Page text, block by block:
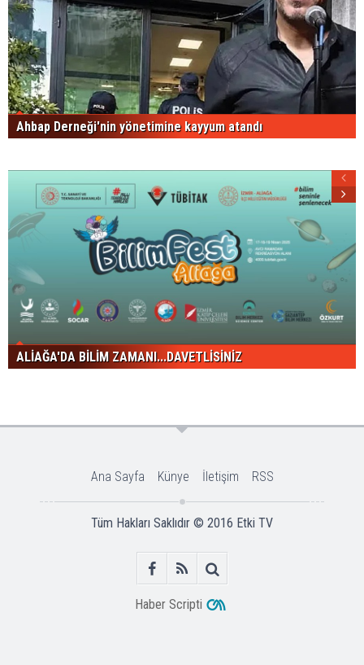
Ahbap Derneği'nin yönetimine kayyum atandı
ALİAĞA'DA BİLİM ZAMANI...DAVETLİSİNİZ
Ana Sayfa Künye İletişim RSS
Tüm Hakları Saklıdır © 2016 Etki TV
Haber Scripti